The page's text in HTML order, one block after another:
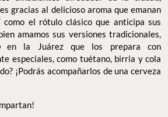
gracias al delicioso aroma que emanan
el rótulo clásico que anticipa sus
amamos sus versiones tradicionales,
en la Juárez que los prepara con
especiales, como tuétano, birria y cola
¡Podrás acompañarlos de una cerveza